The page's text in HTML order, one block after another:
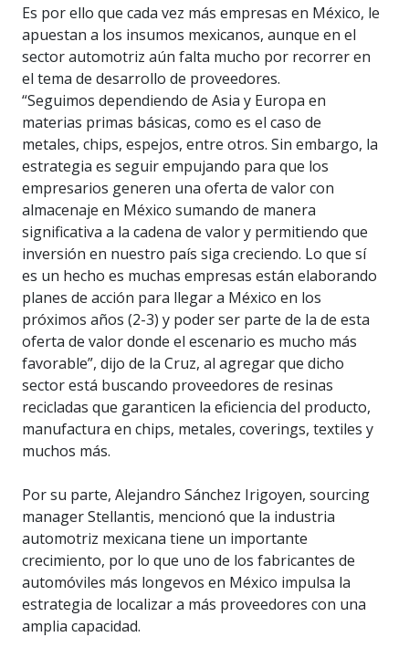
Es por ello que cada vez más empresas en México, le
apuestan a los insumos mexicanos, aunque en el
sector automotriz aún falta mucho por recorrer en
el tema de desarrollo de proveedores.
“Seguimos dependiendo de Asia y Europa en
materias primas básicas, como es el caso de
metales, chips, espejos, entre otros. Sin embargo, la
estrategia es seguir empujando para que los
empresarios generen una oferta de valor con
almacenaje en México sumando de manera
significativa a la cadena de valor y permitiendo que
inversión en nuestro país siga creciendo. Lo que sí
es un hecho es muchas empresas están elaborando
planes de acción para llegar a México en los
próximos años (2-3) y poder ser parte de la de esta
oferta de valor donde el escenario es mucho más
favorable”, dijo de la Cruz, al agregar que dicho
sector está buscando proveedores de resinas
recicladas que garanticen la eficiencia del producto,
manufactura en chips, metales, coverings, textiles y
muchos más.
Por su parte, Alejandro Sánchez Irigoyen, sourcing
manager Stellantis, mencionó que la industria
automotriz mexicana tiene un importante
crecimiento, por lo que uno de los fabricantes de
automóviles más longevos en México impulsa la
estrategia de localizar a más proveedores con una
amplia capacidad.